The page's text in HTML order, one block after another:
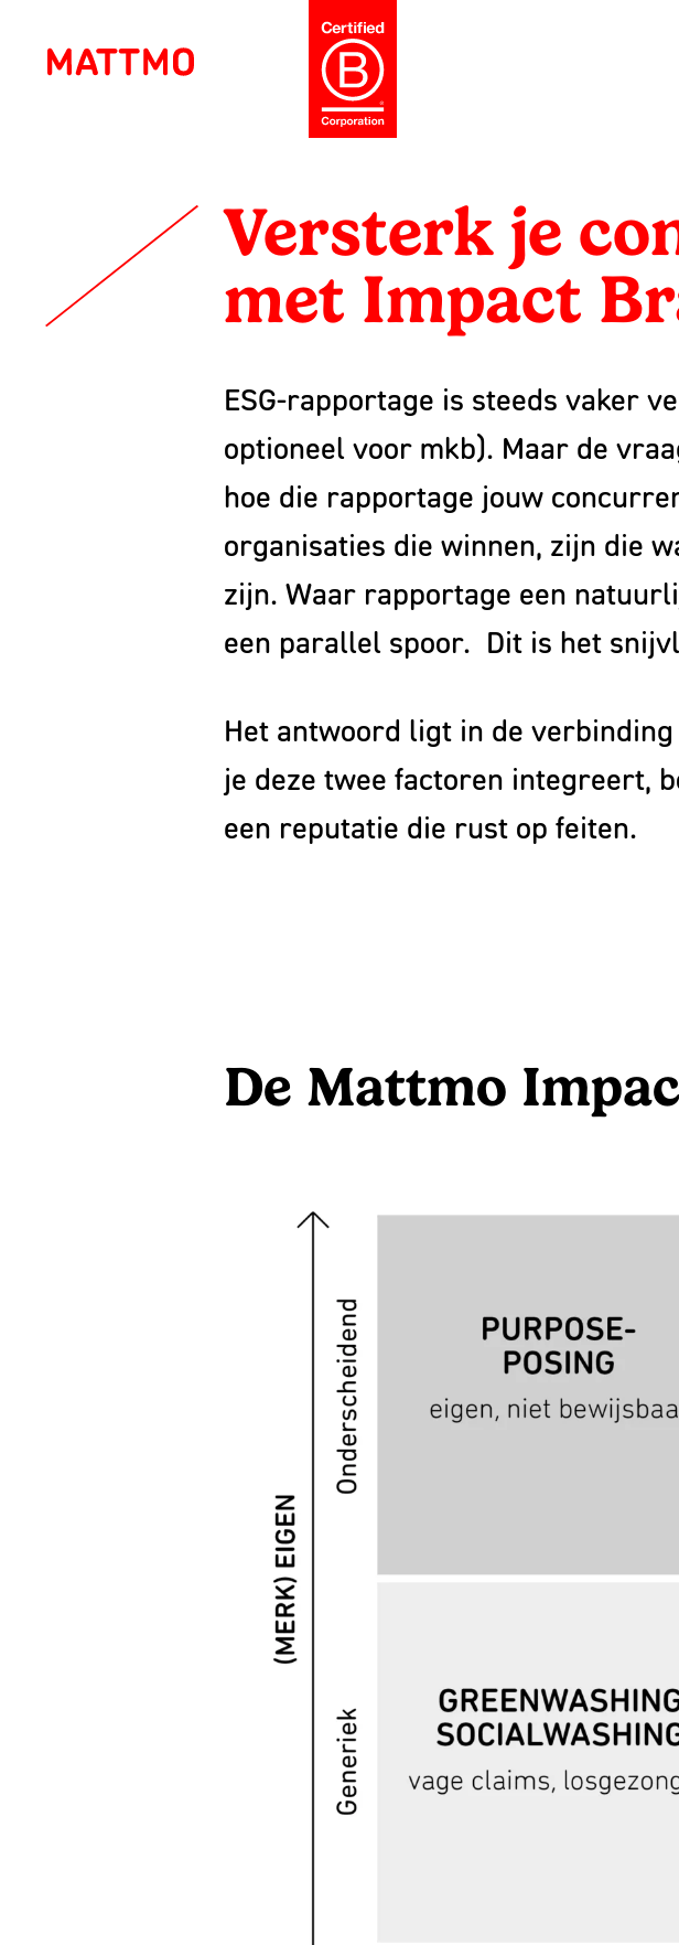
ambitieuze
CSRD-
&
rapportage
als
strategisch
voordeel
Versterk je
met Impact
ESG-rapportage is steeds vaker
optioneel voor mkb). Maar de
hoe die rapportage jouw
organisaties die winnen, zijn die
zijn. Waar rapportage een
een parallel spoor. Dit is het
Het antwoord ligt in de
je deze twee factoren integreert,
een reputatie die rust op feiten.
De Mattmo